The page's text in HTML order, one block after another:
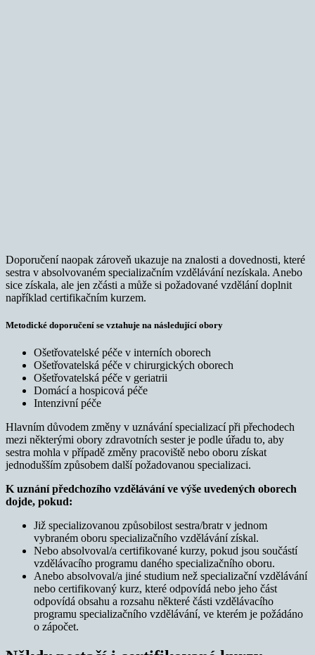
Doporučení naopak zároveň ukazuje na znalosti a dovednosti, které
sestra v absolvovaném specializačním vzdělávání nezískala. Anebo
sice získala, ale jen zčásti a může si požadované vzdělání doplnit
například certifikačním kurzem.
Metodické doporučení se vztahuje na následující obory
Ošetřovatelské péče v interních oborech
Ošetřovatelská péče v chirurgických oborech
Ošetřovatelská péče v geriatrii
Domácí a hospicová péče
Intenzivní péče
Hlavním důvodem změny v uznávání specializací při přechodech
mezi některými obory zdravotních sester je podle úřadu to, aby
sestra mohla v případě změny pracoviště nebo oboru získat
jednodušším způsobem další požadovanou specializaci.
K uznání předchozího vzdělávání ve výše uvedených oborech
dojde, pokud:
Již specializovanou způsobilost sestra/bratr v jednom
vybraném oboru specializačního vzdělávání získal.
Nebo absolvoval/a certifikované kurzy, pokud jsou součástí
vzdělávacího programu daného specializačního oboru.
Anebo absolvoval/a jiné studium než specializační vzdělávání
nebo certifikovaný kurz, které odpovídá nebo jeho část
odpovídá obsahu a rozsahu některé části vzdělávacího
programu specializačního vzdělávání, ve kterém je požádáno
o zápočet.